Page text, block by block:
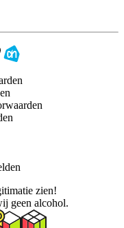
zien!
geen alcohol.